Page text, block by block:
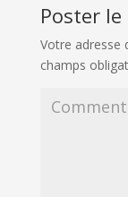
Poster
Votre adresse
champs